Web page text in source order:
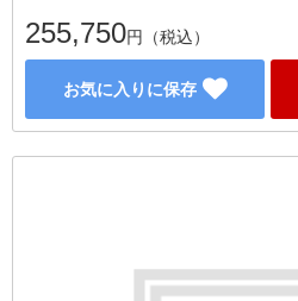
255,750円（税込）
お気に入りに保存